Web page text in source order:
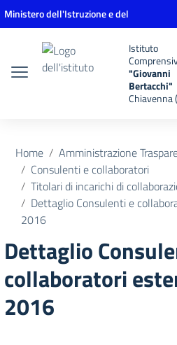
Vai ai contenuti
Vai al menu di navigazione
Vai al footer
Ministero dell'Istruzione e del
Istituto
"Giovanni
Bertacchi"
Chiavenna
Home
Amministrazione
Consulenti e collaboratori
Titolari di incarichi di
Dettaglio Consulenti e
2016
Dettaglio
collaboratori
2016